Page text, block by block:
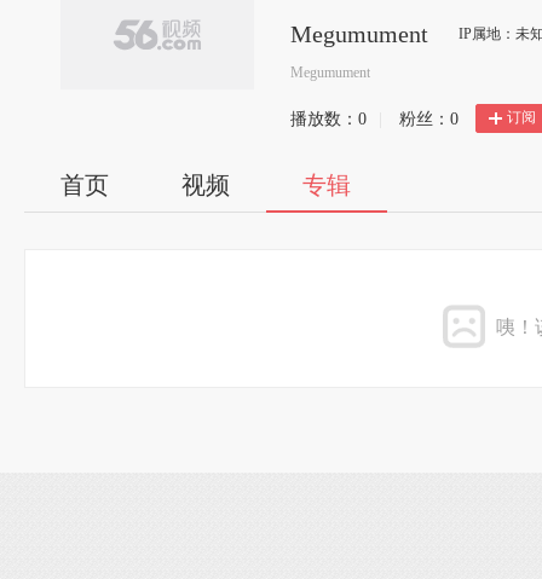
Megumument IP属地：未
Megumument
播放数： 0 粉丝： 0 订阅
首页 视频 专辑
咦！